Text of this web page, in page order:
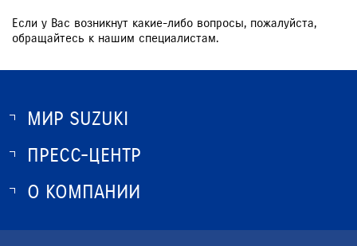
Если у Вас возникнут какие-либо вопросы, пожалуйста,
обращайтесь к нашим специалистам.
МИР SUZUKI
О SUZUKI
ПРЕСС-ЦЕНТР
НОВОСТИ
О КОМПАНИИ